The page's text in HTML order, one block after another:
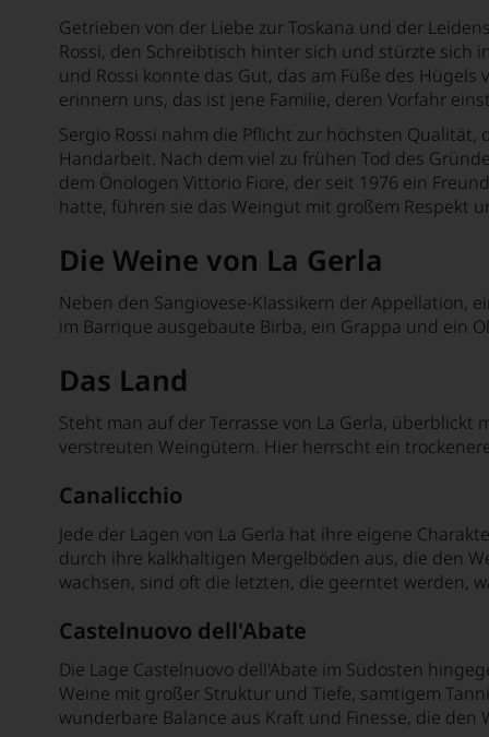
Beauregard
Beaurenard
Beauséjour Duffau-Lagarrosse
Bel-Air
Belair-Monange
Benjamin de Rothschild & Vega Sicil
Bernard Defaix
Bernard Reverdy et Fils
Bersano
Bertani
Beychevelle
Bickel-Stumpf
Billard Rochepot
Getrieben von der Liebe zur Toskana und der
Rossi, den Schreibtisch hinter sich und stürzte sich
und Rossi konnte das Gut, das am Füße des Hügels
erinnern uns, das ist jene Familie, deren Vorfahr
Sergio Rossi nahm die Pflicht zur höchsten
Handarbeit. Nach dem viel zu frühen Tod des
dem Önologen Vittorio Fiore, der seit 1976 ein
hatte, führen sie das Weingut mit großem Respekt
Die Weine von La Gerla
Neben den Sangiovese-Klassikern der Appellation,
im Barrique ausgebaute Birba, ein Grappa und ein
Das Land
Steht man auf der Terrasse von La Gerla,
verstreuten Weingütern. Hier herrscht ein
Canalicchio
Jede der Lagen von La Gerla hat ihre eigene
durch ihre kalkhaltigen Mergelböden aus, die den
wachsen, sind oft die letzten, die geerntet werden,
Castelnuovo dell'Abate
Die Lage Castelnuovo dell'Abate im Südosten
Weine mit großer Struktur und Tiefe, samtigem
wunderbare Balance aus Kraft und Finesse, die